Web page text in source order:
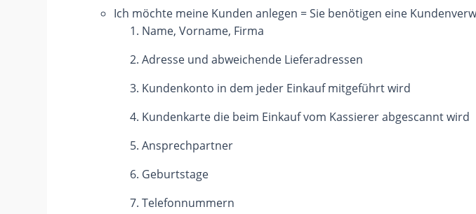
Ich möchte meine Kunden anlegen = Sie benötigen eine
Name, Vorname, Firma
Adresse und abweichende Lieferadressen
Kundenkonto in dem jeder Einkauf mitgeführt wird
Kundenkarte die beim Einkauf vom Kassierer abgescannt wird
Ansprechpartner
Geburtstage
Telefonnummern